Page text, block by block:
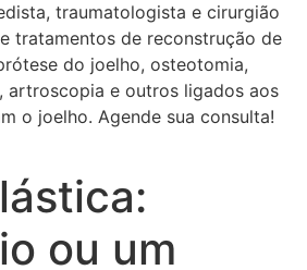
traumatologista e cirurgião
tratamentos de reconstrução de
do joelho, osteotomia,
artroscopia e outros ligados aos
o joelho. Agende sua consulta!
ou um